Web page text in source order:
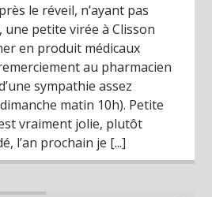
le réveil, n’ayant pas
petite virée à Clisson
en produit médicaux
au pharmacien
sympathie assez
matin 10h). Petite
vraiment jolie, plutôt
l’an prochain je [...]